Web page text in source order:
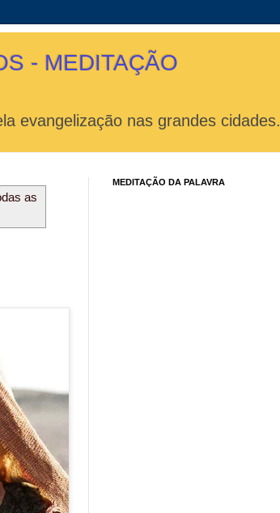
- MEDITAÇÃO
evangelização nas grandes cidades.
as
MEDITAÇÃO DA PALAVRA